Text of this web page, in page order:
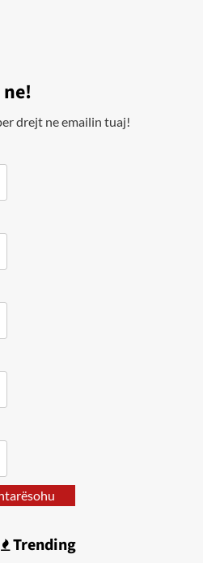
drejt ne emailin tuaj!
Trending